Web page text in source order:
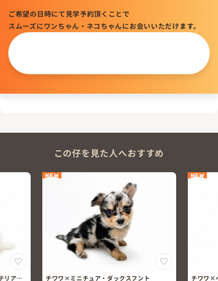
ご希望の日時にて見学予約頂くことで
スムーズにワンちゃん・ネコちゃんにお会いいただけます。
この仔を見た人へおすすめ
リア×
NEW
チワワ×ミニチュア・ダックスフント
NEW
チワワ×